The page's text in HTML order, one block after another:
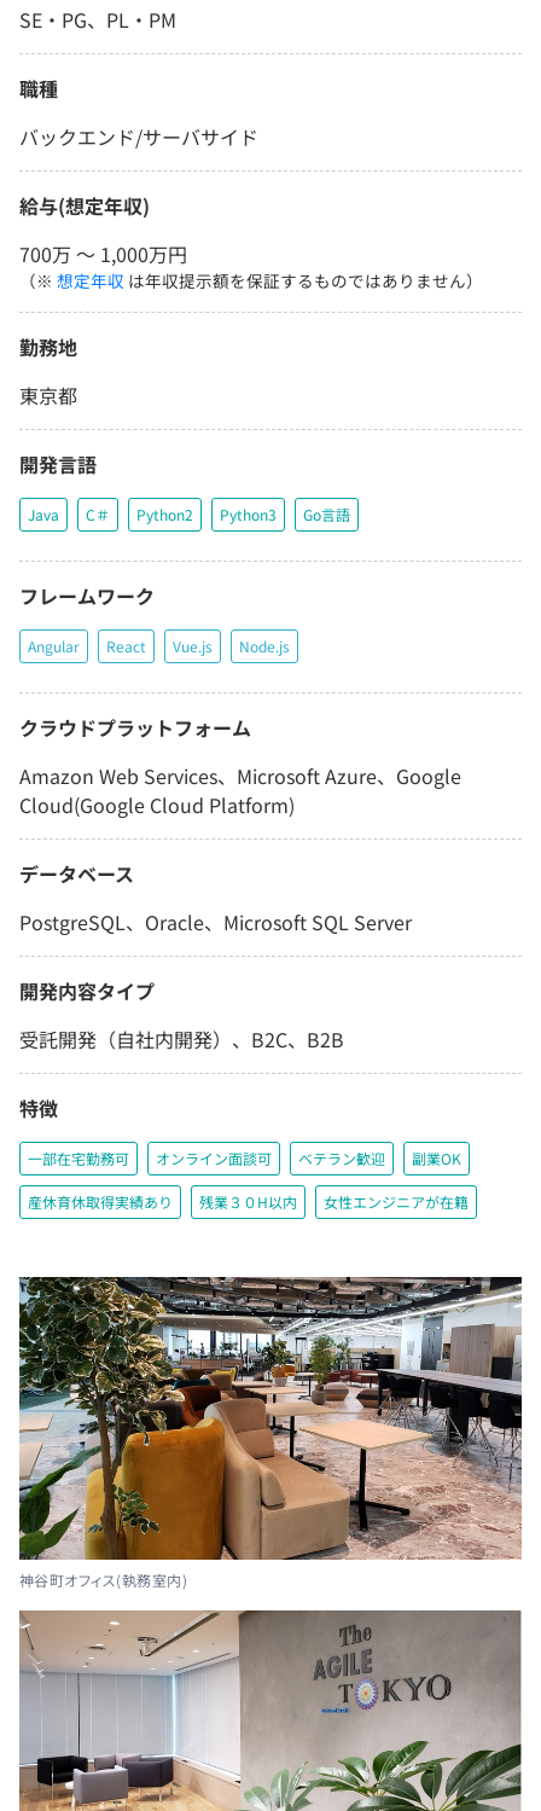
SE・PG、PL・PM
職種
バックエンド/サーバサイド
給与(想定年収)
700万 〜 1,000万円
（※ 想定年収 は年収提示額を保証するものではありません）
勤務地
東京都
開発言語
Java C＃ Python2 Python3 Go言語
フレームワーク
Angular React Vue.js Node.js
クラウドプラットフォーム
Amazon Web Services、Microsoft Azure、Google
Cloud(Google Cloud Platform)
データベース
PostgreSQL、Oracle、Microsoft SQL Server
開発内容タイプ
受託開発（自社内開発）、B2C、B2B
特徴
一部在宅勤務可 オンライン面談可 ベテラン歓迎 副業OK
産休育休取得実績あり 残業３０H以内 女性エンジニアが在籍
神谷町オフィス(執務室内)